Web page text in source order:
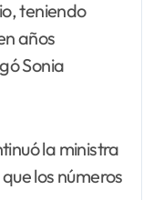
teniendo
años
Sonia
la ministra
los números